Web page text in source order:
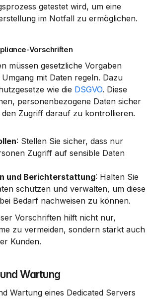
getestet wird, um eine
im Notfall zu ermöglichen.
Vorschriften
müssen gesetzliche Vorgaben
mit Daten regeln. Dazu
wie die DSGVO. Diese
personenbezogene Daten sicher
Zugriff darauf zu kontrollieren.
: Stellen Sie sicher, dass nur
Zugriff auf sensible Daten
und Berichterstattung: Halten Sie
schützen und verwalten, um diese
Bedarf nachweisen zu können.
Vorschriften hilft nicht nur,
zu vermeiden, sondern stärkt auch
Kunden.
Wartung
Wartung eines Dedicated Servers